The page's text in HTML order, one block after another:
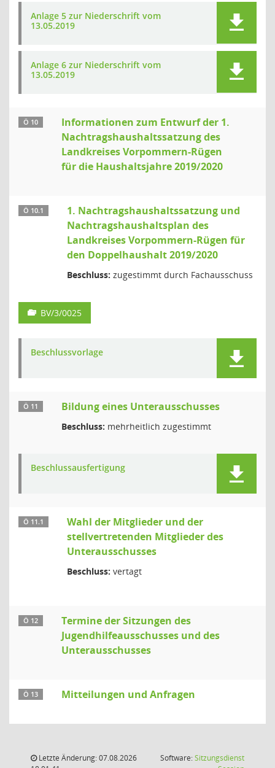
Anlage 5 zur Niederschrift vom
13.05.2019
Anlage 6 zur Niederschrift vom
13.05.2019
Ö 10
Informationen zum Entwurf der 1.
Nachtragshaushaltssatzung des
Landkreises Vorpommern-Rügen
für die Haushaltsjahre 2019/2020
Ö 10.1
1. Nachtragshaushaltssatzung und
Nachtragshaushaltsplan des
Landkreises Vorpommern-Rügen für
den Doppelhaushalt 2019/2020
Beschluss: zugestimmt durch Fachausschuss
BV/3/0025
Beschlussvorlage
Ö 11 Bildung eines Unterausschusses
Beschluss: mehrheitlich zugestimmt
Beschlussausfertigung
Ö 11.1
Wahl der Mitglieder und der
stellvertretenden Mitglieder des
Unterausschusses
Beschluss: vertagt
Ö 12
Termine der Sitzungen des
Jugendhilfeausschusses und des
Unterausschusses
Ö 13 Mitteilungen und Anfragen
Letzte Änderung: 07.08.2026
Software:Sitzungsdienst